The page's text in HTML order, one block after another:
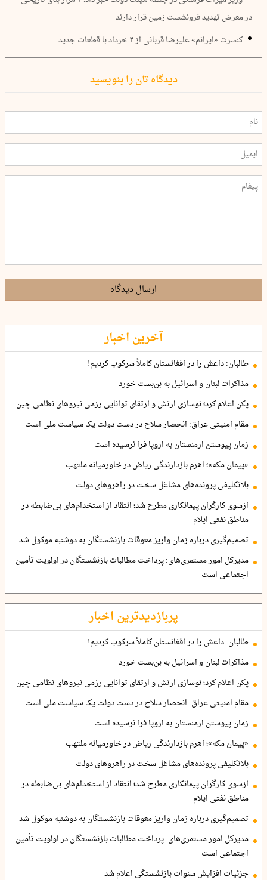
در معرض تهدید فرونشست زمین قرار دارند
کنسرت «ایرانم» علیرضا قربانی از ۴ خرداد با قطعات جدید
دیدگاه تان را بنویسید
ارسال دیدگاه
آخرین اخبار
طالبان: داعش را در افغانستان کاملاً سرکوب کردیم!
مذاکرات لبنان و اسرائیل به بن‌بست خورد
پکن اعلام کرد؛ نوسازی ارتش و ارتقای توانایی رزمی نیروهای نظامی چین
مقام امنیتی عراق: انحصار سلاح در دست دولت یک سیاست ملی است
زمان پیوستن ارمنستان به اروپا فرا نرسیده است
«پیمان مکه»؛ اهرم بازدارندگی ریاض در خاورمیانه ملتهب
بلاتکلیفی پرونده‌های مشاغل سخت در راهروهای دولت
ازسوی کارگران پیمانکاری مطرح شد؛ انتقاد از استخدام‌های بی‌ضابطه در
مناطق نفتی ایلام
تصمیم‌گیری درباره زمان واریز معوقات بازنشستگان به دوشنبه موکول شد
مدیرکل امور مستمری‌های: پرداخت مطالبات بازنشستگان در اولویت تأمین
اجتماعی است
پربازدیدترین اخبار
طالبان: داعش را در افغانستان کاملاً سرکوب کردیم!
مذاکرات لبنان و اسرائیل به بن‌بست خورد
پکن اعلام کرد؛ نوسازی ارتش و ارتقای توانایی رزمی نیروهای نظامی چین
مقام امنیتی عراق: انحصار سلاح در دست دولت یک سیاست ملی است
زمان پیوستن ارمنستان به اروپا فرا نرسیده است
«پیمان مکه»؛ اهرم بازدارندگی ریاض در خاورمیانه ملتهب
بلاتکلیفی پرونده‌های مشاغل سخت در راهروهای دولت
ازسوی کارگران پیمانکاری مطرح شد؛ انتقاد از استخدام‌های بی‌ضابطه در
مناطق نفتی ایلام
تصمیم‌گیری درباره زمان واریز معوقات بازنشستگان به دوشنبه موکول شد
مدیرکل امور مستمری‌های: پرداخت مطالبات بازنشستگان در اولویت تأمین
اجتماعی است
جزئیات افزایش سنوات بازنشستگی اعلام شد